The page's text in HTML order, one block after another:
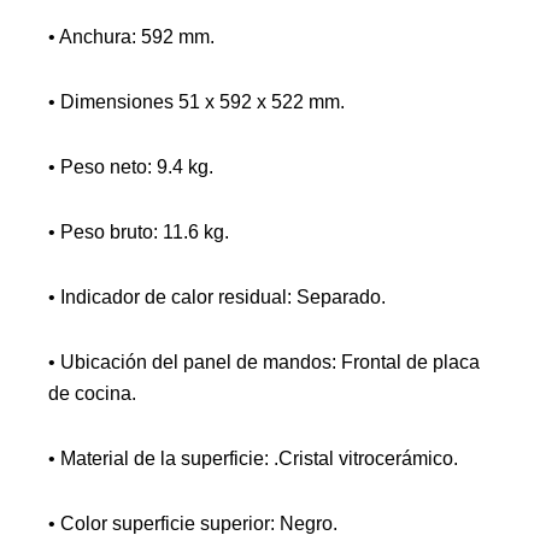
• Anchura: 592 mm.
• Dimensiones 51 x 592 x 522 mm.
• Peso neto: 9.4 kg.
• Peso bruto: 11.6 kg.
• Indicador de calor residual: Separado.
• Ubicación del panel de mandos: Frontal de placa
de cocina.
• Material de la superficie: .Cristal vitrocerámico.
• Color superficie superior: Negro.